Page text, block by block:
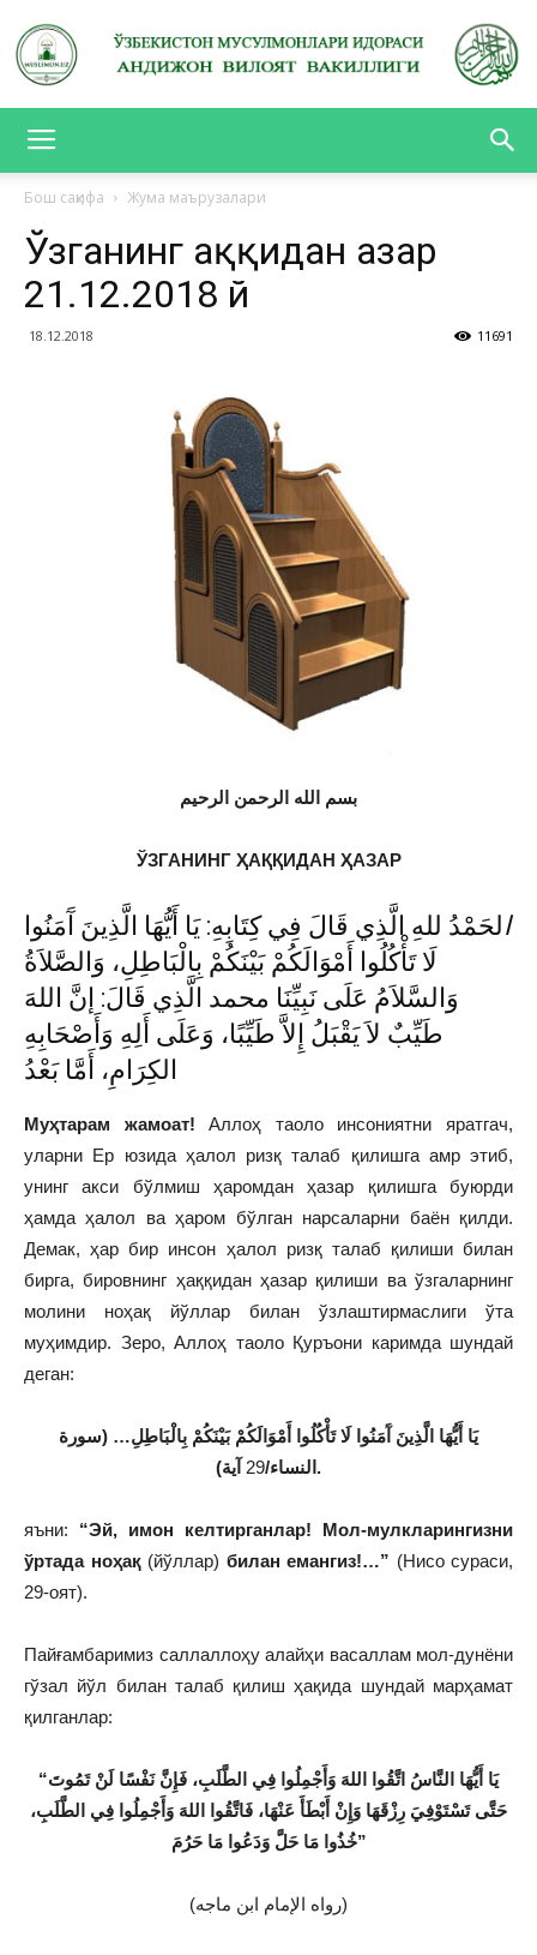
ВИЛОЯТ
Бош саҳифа Жума маърузалари
Ўзганинг ҳаққидан ҳазар
21.12.2018 й
18.12.2018 11691
بسم الله الرحمن الرحيم
ЎЗГАНИНГ ҲАҚҚИДАН ҲАЗАР
الحَمْدُ للهِ الَّذِي قَالَ فِي كِتَابِهِ: يَا أَيُّهَا الَّذِينَ آَمَنُوا
لَا تَأْكُلُوا أَمْوَالَكُمْ بَيْنَكُمْ بِالْبَاطِلِ، وَالصَّلاَةُ
وَالسَّلاَمُ عَلَى نَبِيِّنَا محمد الَّذِي قَالَ: إنَّ اللهَ
طَيِّبٌ لاَ يَقْبَلُ إِلاَّ طَيِّبًا، وَعَلَى أَلِهِ وَأَصْحَابِهِ
الكِرَامِ، أَمَّا بَعْدُ
Муҳтарам жамоат!Аллоҳ таоло инсониятни яратгач,
уларни Ер юзида ҳалол ризқ талаб қилишга амр этиб,
унинг акси бўлмиш ҳаромдан ҳазар қилишга буюрди
ҳамда ҳалол ва ҳаром бўлган нарсаларни баён қилди.
Демак, ҳар бир инсон ҳалол ризқ талаб қилиши билан
бирга, бировнинг ҳаққидан ҳазар қилиши ва ўзгаларнинг
молини ноҳақ йўллар билан ўзлаштирмаслиги ўта
муҳимдир. Зеро, Аллоҳ таоло Қуръони каримда шундай
деган:
يَا أَيُّهَا الَّذِينَ آَمَنُوا لَا تَأْكُلُوا أَمْوَالَكُمْ بَيْنَكُمْ بِالْبَاطِلِ… (سورة
النساء/29 آية).
яъни: “Эй, имон келтирганлар! Мол-мулкларингизни
ўртада ноҳақ (йўллар) билан емангиз!…” (Нисо сураси,
29-оят).
Пайғамбаримиз саллаллоҳу алайҳи васаллам мол-дунёни
гўзал йўл билан талаб қилиш ҳақида шундай марҳамат
қилганлар:
“يا أَيُّهَا النَّاسُ اتَّقُوا اللهَ وَأَجْمِلُوا فِي الطَّلَبِ، فَإِنَّ نَفْسًا لَنْ تَمُوتَ
حَتَّى تَسْتَوْفِيَ رِزْقَهَا وَإِنْ أَبْطَأَ عَنْهَا، فَاتَّقُوا اللهَ وَأَجْمِلُوا فِي الطَّلَبِ،
خُذُوا مَا حَلَّ وَدَعُوا مَا حَرُمَ”
(رواه الإمام ابن ماجه)